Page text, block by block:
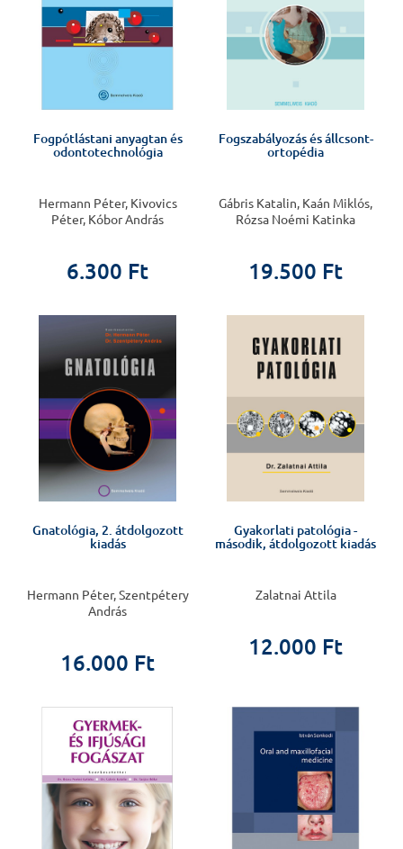
Fogpótlástani anyagtan és
odontotechnológia
Hermann Péter, Kivovics
Péter, Kóbor András
6.300 Ft
Fogszabályozás és állcsont-
ortopédia
Gábris Katalin, Kaán Miklós,
Rózsa Noémi Katinka
19.500 Ft
Gnatológia, 2. átdolgozott
kiadás
Hermann Péter, Szentpétery
András
16.000 Ft
Gyakorlati patológia -
második, átdolgozott kiadás
Zalatnai Attila
12.000 Ft